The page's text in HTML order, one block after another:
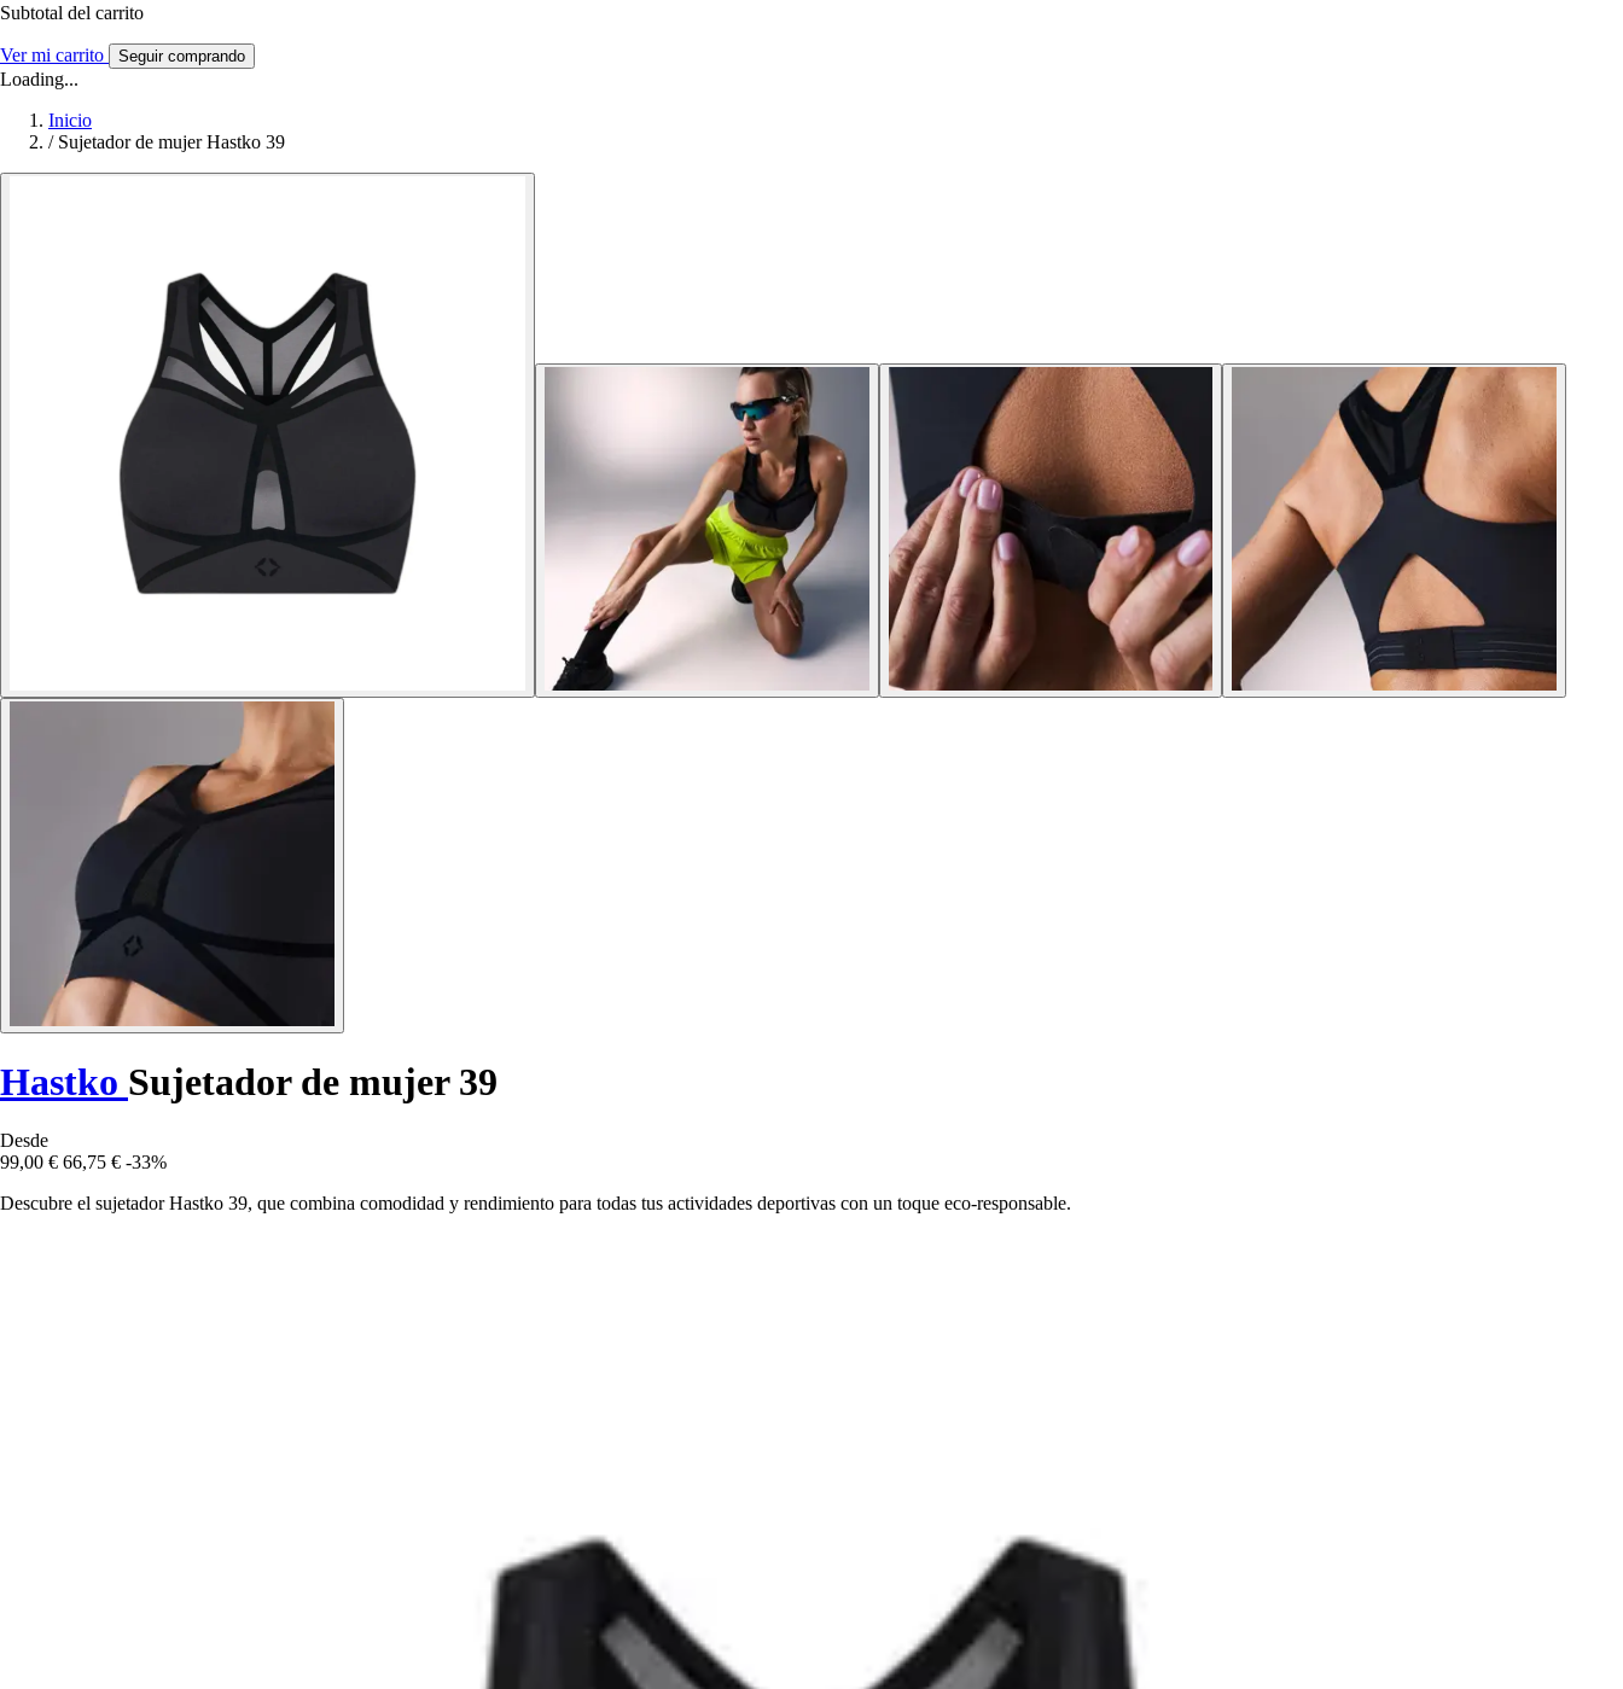
Subtotal del carrito
Ver mi carrito Seguir comprando
Loading...
Inicio
/ Sujetador de mujer Hastko 39
Hastko Sujetador de mujer 39
Desde
99,00 € 66,75 € -33%
Descubre el sujetador Hastko 39, que combina comodidad y rendimiento para todas tus actividades deportivas con un toque eco-responsable.